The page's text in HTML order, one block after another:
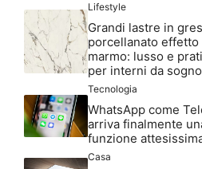
Lifestyle
Grandi lastre in gres
porcellanato effetto
marmo: lusso e
per interni da sogno
Tecnologia
WhatsApp come
arriva finalmente
funzione
Casa